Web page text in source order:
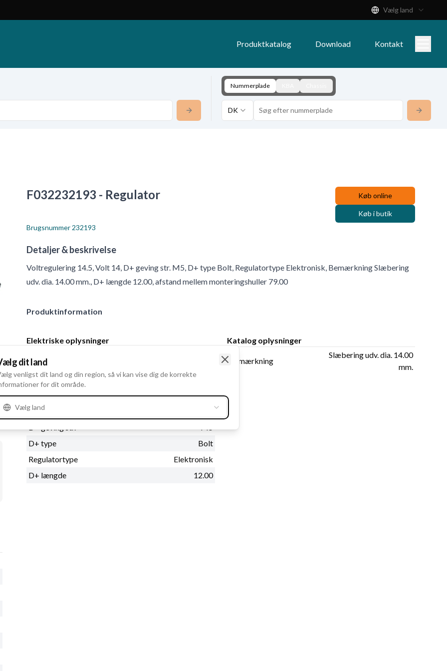
Vælg land
Produktkatalog Download Kontakt
Nummerplade
DK
F032232193 - Regulator Køb online
Køb i butik
Brugsnummer 232193
Detaljer & beskrivelse
Voltregulering 14.5, Volt 14, D+ geving str. M5, D+ type Bolt, Regulatortype Elektronisk, Bemærkning Slæbering
udv. dia. 14.00 mm., D+ længde 12.00, afstand mellem monteringshuller 79.00
Produktinformation
Elektriske oplysninger
Volt
Katalog oplysninger
Bemærkning
Slæbering udv. dia. 14.00
mm.
Fysiske oplysninger
D+ geving str.
M5
D+ type
Bolt
Regulatortype
Elektronisk
D+ længde
12.00
dit land
venligst dit land og din region, så vi kan vise dig de korrekte
for dit område.
Vælg land